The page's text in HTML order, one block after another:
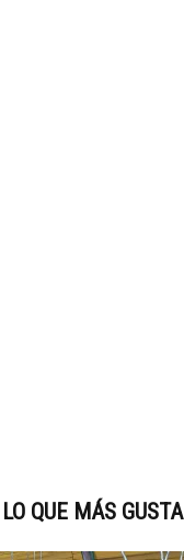
LO QUE MÁS GUSTA